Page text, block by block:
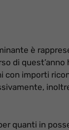
è
di
con importi
quanti in